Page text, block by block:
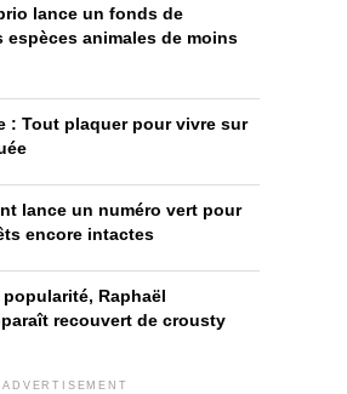
lance un fonds de
espèces animales de moins
: Tout plaquer pour vivre sur
lance un numéro vert pour
encore intactes
Raphaël
recouvert de crousty
ADVERTISEMENT